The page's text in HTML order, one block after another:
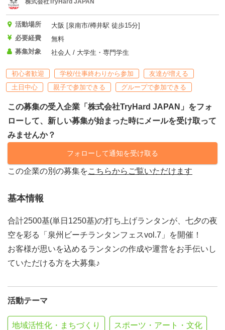
株式会社TryHard JAPAN
活動場所
大阪 [泉南市/樽井駅 徒歩15分]
必要経費
無料
募集対象
社会人 / 大学生・専門学生
初心者歓迎 学校/仕事終わりから参加
友達が増える
土日中心
親子で参加できる グループで参加できる
この募集の受入企業「株式会社TryHard JAPAN」をフォ
ローして、新しい募集が始まった時にメールを受け取って
みませんか？
フォローして通知を受け取る
この企業の別の募集をこちらからご覧いただけます
基本情報
合計2500基(単日1250基)の打ち上げランタンが、七夕の夜
空を彩る「泉州ビーチランタンフェスvol.7」を開催！
お客様が思いを込めるランタンの作成や運営をお手伝いし
ていただける方を大募集♪
活動テーマ
地域活性化・まちづくり スポーツ・アート・文化